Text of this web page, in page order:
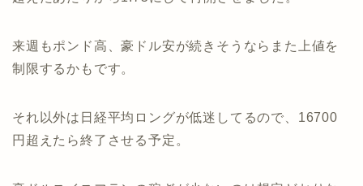
来週もポンド高、豪ドル安が続きそうならまた上値を
制限するかもです。
それ以外は日経平均ロングが低迷してるので、16700
円超えたら終了させる予定。